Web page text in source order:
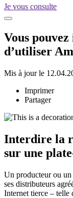
Je vous consulte
Vous
d’utiliser
Mis à jour le
Imprimer
Partager
Interdire la
sur une
Un producteur ou
ses distributeurs
Internet tierce – telle